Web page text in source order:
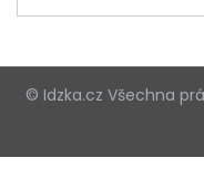
© Idzka.cz Všechna